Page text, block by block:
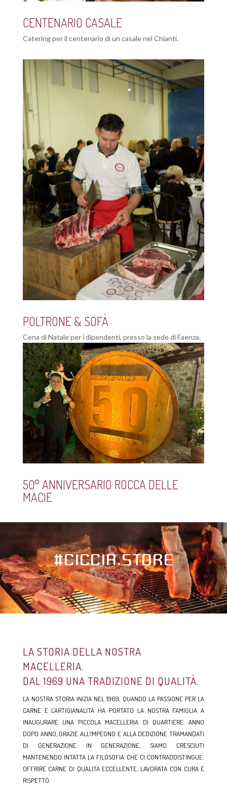
CENTENARIO CASALE
Catering per il centenario di un casale nel Chianti.
POLTRONE & SOFÀ
Cena di Natale per i dipendenti, presso la sede di Faenza.
50° ANNIVERSARIO ROCCA DELLE
MACIE
#CICCIA.STORE
LA STORIA DELLA NOSTRA
MACELLERIA.
DAL 1969 UNA TRADIZIONE DI QUALITÀ.
LA NOSTRA STORIA INIZIA NEL 1969, QUANDO LA PASSIONE PER LA
CARNE E L'ARTIGIANALITÀ HA PORTATO LA NOSTRA FAMIGLIA A
INAUGURARE UNA PICCOLA MACELLERIA DI QUARTIERE. ANNO
DOPO ANNO, GRAZIE ALL’IMPEGNO E ALLA DEDIZIONE TRAMANDATI
DI GENERAZIONE IN GENERAZIONE, SIAMO CRESCIUTI
MANTENENDO INTATTA LA FILOSOFIA CHE CI CONTRADDISTINGUE:
OFFRIRE CARNE DI QUALITÀ ECCELLENTE, LAVORATA CON CURA E
RISPETTO.